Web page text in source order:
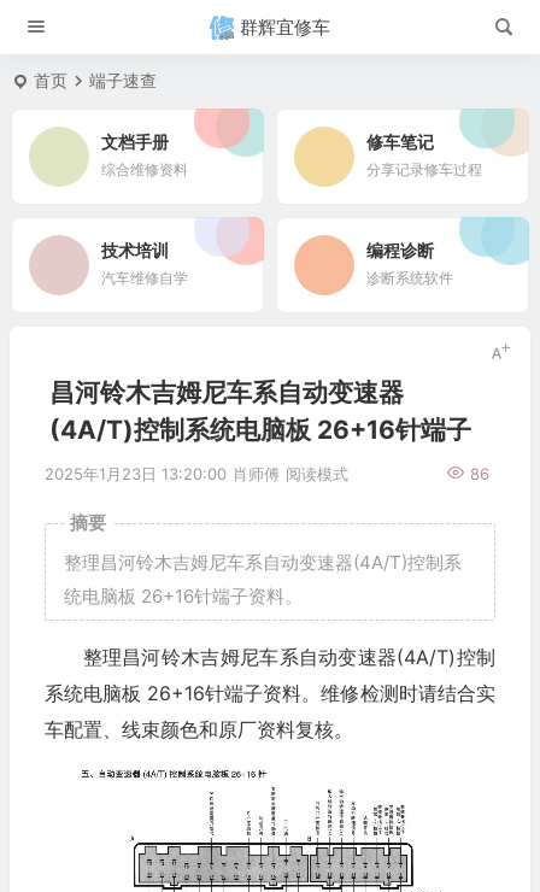
群辉宜修车
首页 端子速查
文档手册
综合维修资料
修车笔记
分享记录修车过程
技术培训
汽车维修自学
编程诊断
诊断系统软件
昌河铃木吉姆尼车系自动变速器
(4A/T)控制系统电脑板 26+16针端子
2025年1月23日 13:20:00 肖师傅 86
阅读模式
摘要
整理昌河铃木吉姆尼车系自动变速器(4A/T)控制系
统电脑板 26+16针端子资料。
整理昌河铃木吉姆尼车系自动变速器(4A/T)控制
系统电脑板 26+16针端子资料。维修检测时请结合实
车配置、线束颜色和原厂资料复核。